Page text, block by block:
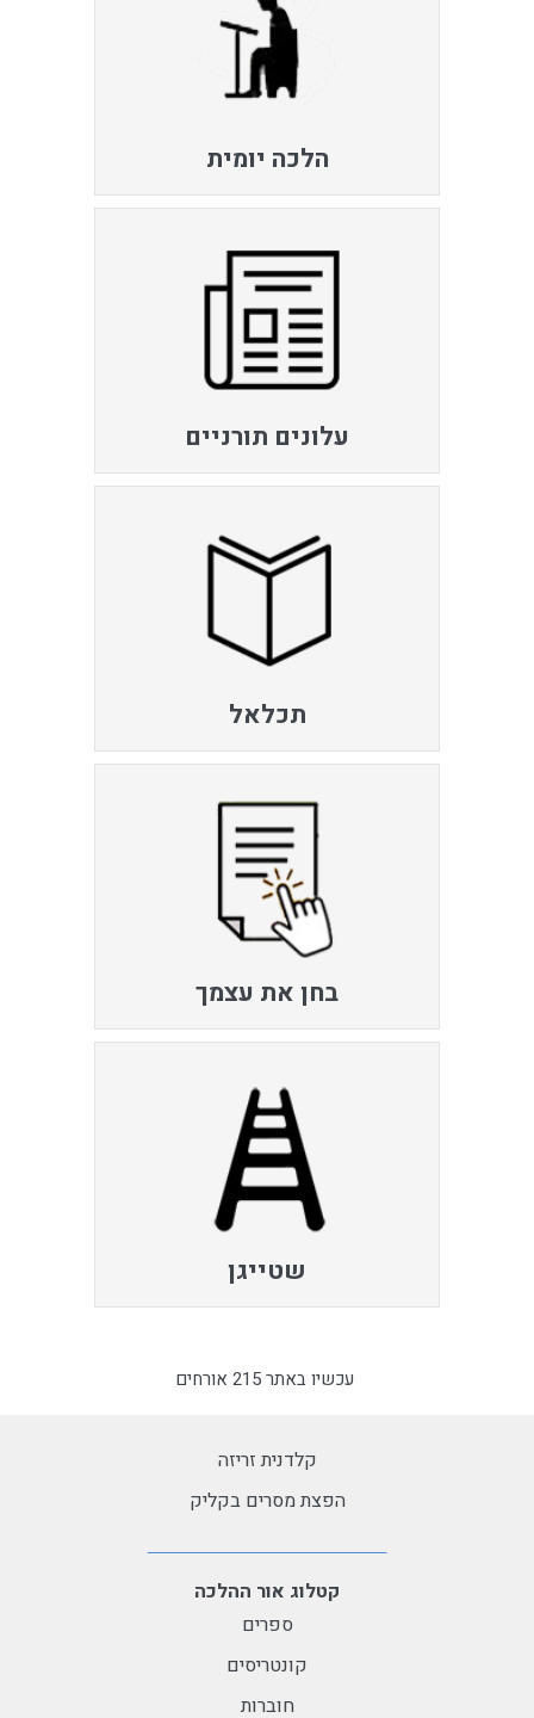
הלכה יומית
עלונים תורניים
תכלאל
בחן את עצמך
שטייגן
עכשיו באתר 215 אורחים
קלדנית זריזה
הפצת מסרים בקליק
קטלוג אור ההלכה
ספרים
קונטריסים
חוברות